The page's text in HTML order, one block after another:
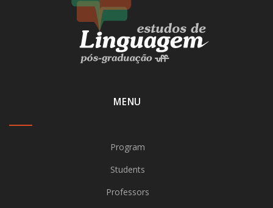
MENU
Program
Students
Professors